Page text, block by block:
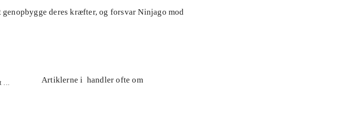
deres kræfter, og forsvar Ninjago mod
...
Artiklerne i handler ofte om